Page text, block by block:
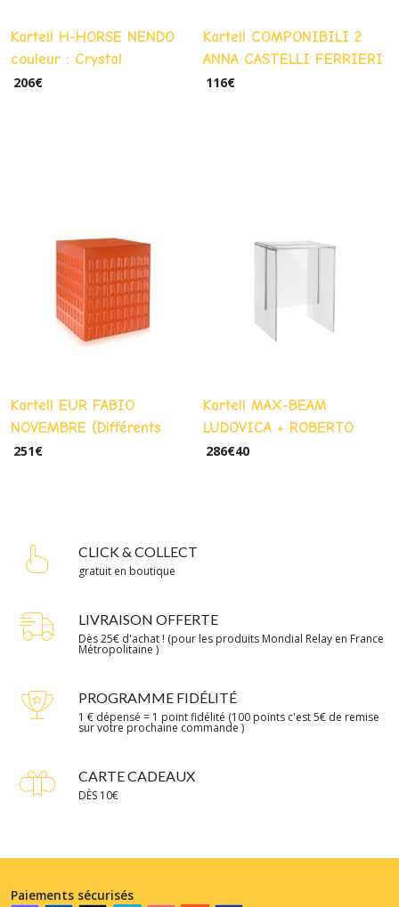
Kartell H-HORSE NENDO
couleur : Crystal
206€
Kartell COMPONIBILI 2
ANNA CASTELLI FERRIERI
couleur : noir
116€
Kartell EUR FABIO
NOVEMBRE (Différents
coloris)
251€
Kartell MAX-BEAM
LUDOVICA + ROBERTO
PALOMBA couleur : Crystal
286€40
CLICK & COLLECT
gratuit en boutique
LIVRAISON OFFERTE
Dès 25€ d'achat ! (pour les produits Mondial Relay en France
Métropolitaine )
PROGRAMME FIDÉLITÉ
1 € dépensé = 1 point fidélité (100 points c'est 5€ de remise
sur votre prochaine commande )
CARTE CADEAUX
DÈS 10€
Paiements sécurisés